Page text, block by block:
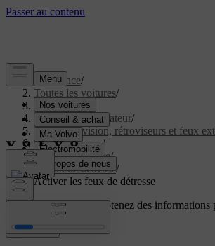
Assistance/
Toutes les voitures/
EX60 2027/
Manuel de l'utilisateur/
Champ de vision, rétroviseurs et feux
Feux extérieurs/
Feux de conduite/
Feux de détresse/
Activer les feux de détresse
Soutien personnaliséObtenez des informations
Connexion